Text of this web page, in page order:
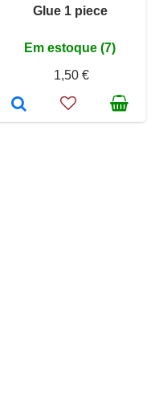
Glue 1 piece
Em estoque (7)
1,50 €